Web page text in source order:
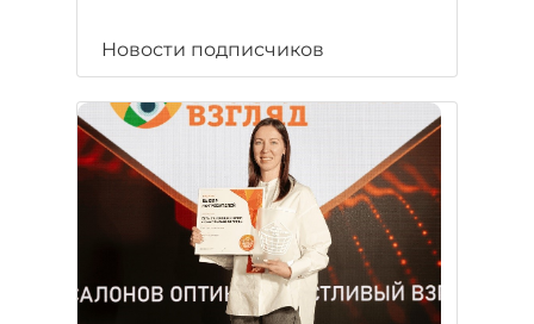
Новости подписчиков